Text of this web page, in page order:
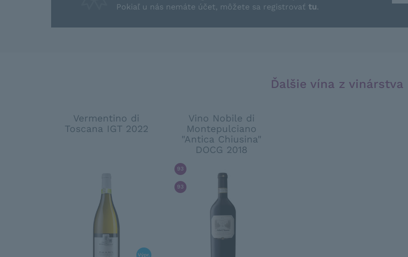
Pokiaľ u nás nemáte účet, môžete sa registrovať tu.
Ďalšie vína z vinárstva
Vermentino di
Toscana IGT 2022
Vino Nobile di
Montepulciano
"Antica Chiusina"
DOCG 2018
93
93 DOCTOR WINE